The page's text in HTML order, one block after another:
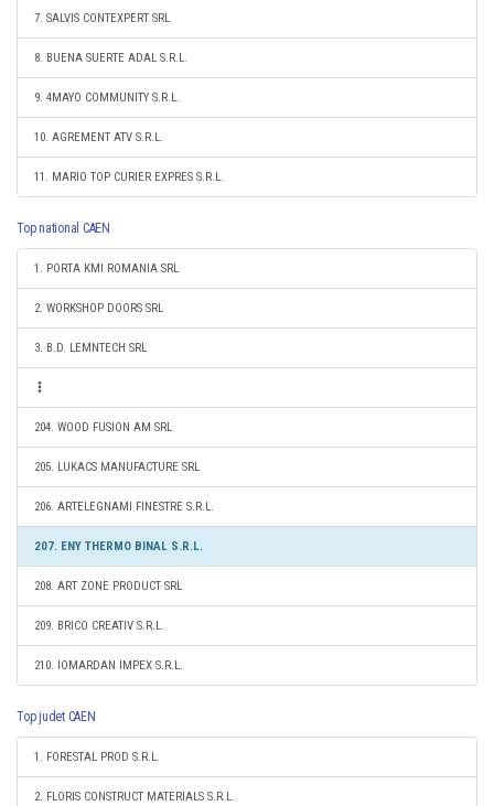
7. SALVIS CONTEXPERT SRL
8. BUENA SUERTE ADAL S.R.L.
9. 4MAYO COMMUNITY S.R.L.
10. AGREMENT ATV S.R.L.
11. MARIO TOP CURIER EXPRES S.R.L.
Top national CAEN
1. PORTA KMI ROMANIA SRL
2. WORKSHOP DOORS SRL
3. B.D. LEMNTECH SRL
204. WOOD FUSION AM SRL
205. LUKACS MANUFACTURE SRL
206. ARTELEGNAMI FINESTRE S.R.L.
207. ENY THERMO BINAL S.R.L.
208. ART ZONE PRODUCT SRL
209. BRICO CREATIV S.R.L.
210. IOMARDAN IMPEX S.R.L.
Top judet CAEN
1. FORESTAL PROD S.R.L.
2. FLORIS CONSTRUCT MATERIALS S.R.L.